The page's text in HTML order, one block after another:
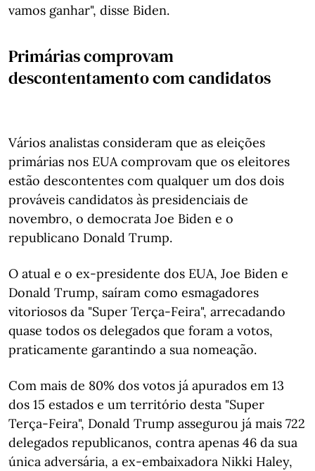
vamos ganhar", disse Biden.
Primárias comprovam
descontentamento com candidatos
Vários analistas consideram que as eleições
primárias nos EUA comprovam que os eleitores
estão descontentes com qualquer um dos dois
prováveis candidatos às presidenciais de
novembro, o democrata Joe Biden e o
republicano Donald Trump.
O atual e o ex-presidente dos EUA, Joe Biden e
Donald Trump, saíram como esmagadores
vitoriosos da "Super Terça-Feira", arrecadando
quase todos os delegados que foram a votos,
praticamente garantindo a sua nomeação.
Com mais de 80% dos votos já apurados em 13
dos 15 estados e um território desta "Super
Terça-Feira", Donald Trump assegurou já mais 722
delegados republicanos, contra apenas 46 da sua
única adversária, a ex-embaixadora Nikki Haley,